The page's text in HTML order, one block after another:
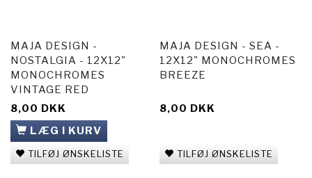
MAJA DESIGN -
NOSTALGIA - 12X12"
MONOCHROMES
VINTAGE RED
8,00 DKK
LÆG I KURV
TILFØJ ØNSKELISTE
MAJA DESIGN - SEA -
12X12" MONOCHROMES
BREEZE
8,00 DKK
TILFØJ ØNSKELISTE